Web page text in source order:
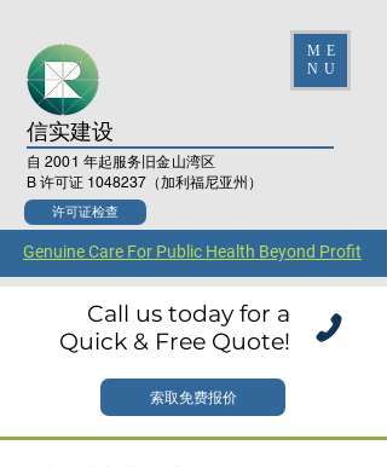
ME
NU
信实建设
自 2001 年起服务旧金山湾区
B 许可证 1048237 （加利福尼亚州）
许可证检查
Genuine Care For Public Health Beyond Profit
索取免费报价
Call us today for a
Quick & Free Quote!